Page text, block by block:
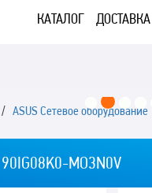
КАТАЛОГ ДОСТАВКА
/ ASUS Сетевое оборудование
MO3N0V